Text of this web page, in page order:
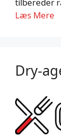
Læs Mere
Dry-